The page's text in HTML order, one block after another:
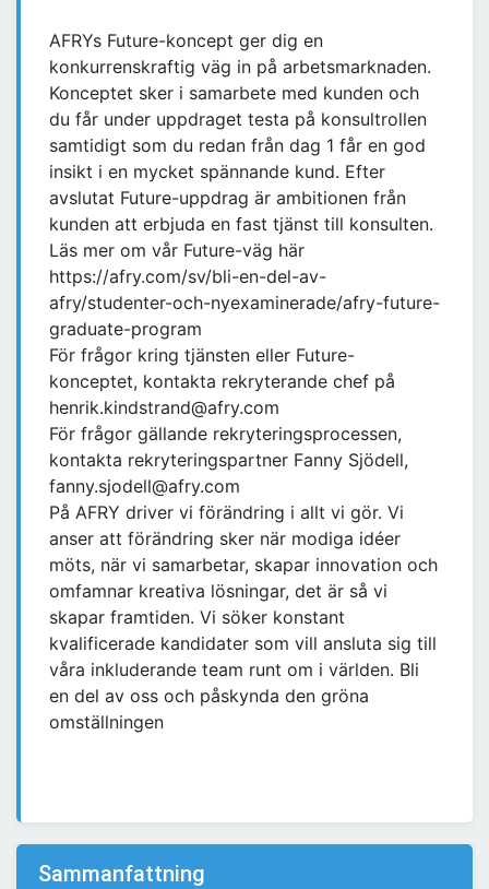
AFRYs Future-koncept ger dig en
konkurrenskraftig väg in på arbetsmarknaden.
Konceptet sker i samarbete med kunden och
du får under uppdraget testa på konsultrollen
samtidigt som du redan från dag 1 får en god
insikt i en mycket spännande kund. Efter
avslutat Future-uppdrag är ambitionen från
kunden att erbjuda en fast tjänst till konsulten.
Läs mer om vår Future-väg här
https://afry.com/sv/bli-en-del-av-
afry/studenter-och-nyexaminerade/afry-future-
graduate-program
För frågor kring tjänsten eller Future-
konceptet, kontakta rekryterande chef på
henrik.kindstrand@afry.com
För frågor gällande rekryteringsprocessen,
kontakta rekryteringspartner Fanny Sjödell,
fanny.sjodell@afry.com
På AFRY driver vi förändring i allt vi gör. Vi
anser att förändring sker när modiga idéer
möts, när vi samarbetar, skapar innovation och
omfamnar kreativa lösningar, det är så vi
skapar framtiden. Vi söker konstant
kvalificerade kandidater som vill ansluta sig till
våra inkluderande team runt om i världen. Bli
en del av oss och påskynda den gröna
omställningen
Sammanfattning